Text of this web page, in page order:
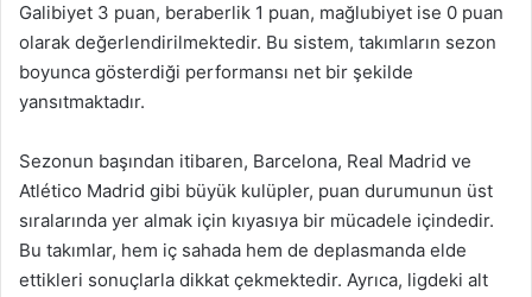
Galibiyet 3 puan, beraberlik 1 puan, mağlubiyet ise 0 puan
olarak değerlendirilmektedir. Bu sistem, takımların sezon
boyunca gösterdiği performansı net bir şekilde
yansıtmaktadır.
Sezonun başından itibaren, Barcelona, Real Madrid ve
Atlético Madrid gibi büyük kulüpler, puan durumunun üst
sıralarında yer almak için kıyasıya bir mücadele içindedir.
Bu takımlar, hem iç sahada hem de deplasmanda elde
ettikleri sonuçlarla dikkat çekmektedir. Ayrıca, ligdeki alt